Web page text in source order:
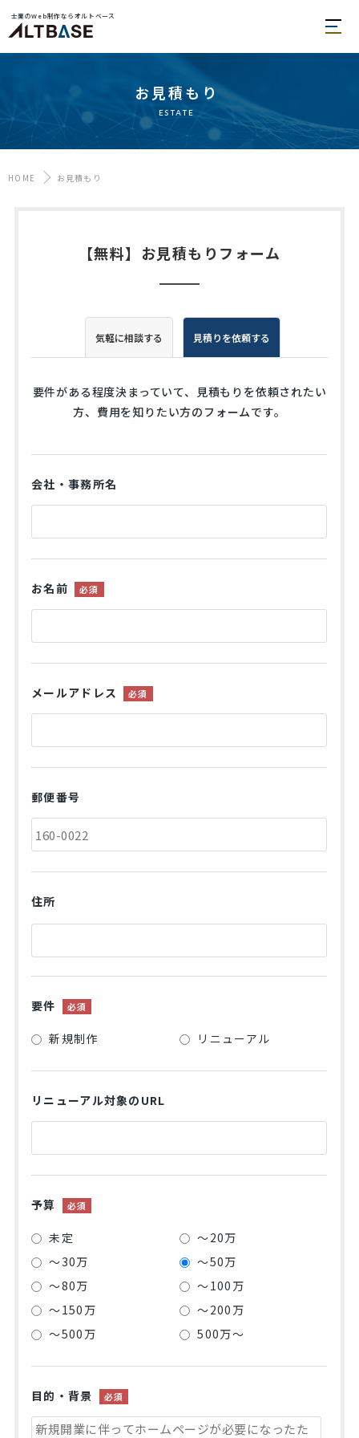
士業のWeb制作ならオルトベース
お見積もり
estate
HOME お見積もり
【無料】お見積もりフォーム
気軽に相談する 見積りを依頼する
要件がある程度決まっていて、見積もりを依頼されたい
方、費用を知りたい方のフォームです。
会社・事務所名
お名前 必須
メールアドレス 必須
郵便番号
住所
要件 必須
新規制作 リニューアル
リニューアル対象のURL
予算 必須
未定
～20万
～30万
～50万
～80万
～100万
～150万
～200万
～500万
500万～
目的・背景 必須